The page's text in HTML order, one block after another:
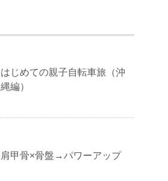
はじめての親子自転車旅（沖
縄編）
肩甲骨×骨盤→パワーアップ